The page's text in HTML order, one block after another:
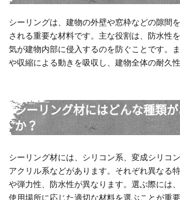
シーリングは、建物の外壁や窓枠などの隙間
される重要な材料です。主な役割は、防水性
気が建物内部に侵入するのを防ぐことです。
や収縮による動きを吸収し、建物全体の耐久
シーリング材にはどんな種類
か？
シーリング材には、シリコン系、変成シリコ
アクリル系などがあります。それぞれ異なる
や弾力性、防水性が異なります。選ぶ際には
使用場所に応じた適切な材料を選ぶことが重要